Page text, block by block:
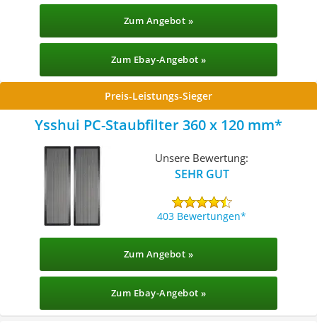
Zum Angebot »
Zum Ebay-Angebot »
Preis-Leistungs-Sieger
Ysshui PC-Staubfilter 360 x 120 mm
Unsere Bewertung:
SEHR GUT
403 Bewertungen
Zum Angebot »
Zum Ebay-Angebot »